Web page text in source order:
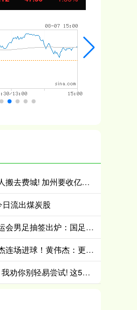
广州典丰 詹姆斯离开湖人搬去费城! 加州要收亿万富翁税, 搬走也白搭?
流出煤炭股
全民配资 死亡之组？亚运会男足抽签出炉：国足与伊朗朝鲜同组！将战阿联酋
港盛国际 台胞球员黄伟杰连场进球！黄伟杰：更融入球队了
蜀商证券 西澳自驾回来, 我劝你别轻易尝试! 这5个坑能劝退80%的人